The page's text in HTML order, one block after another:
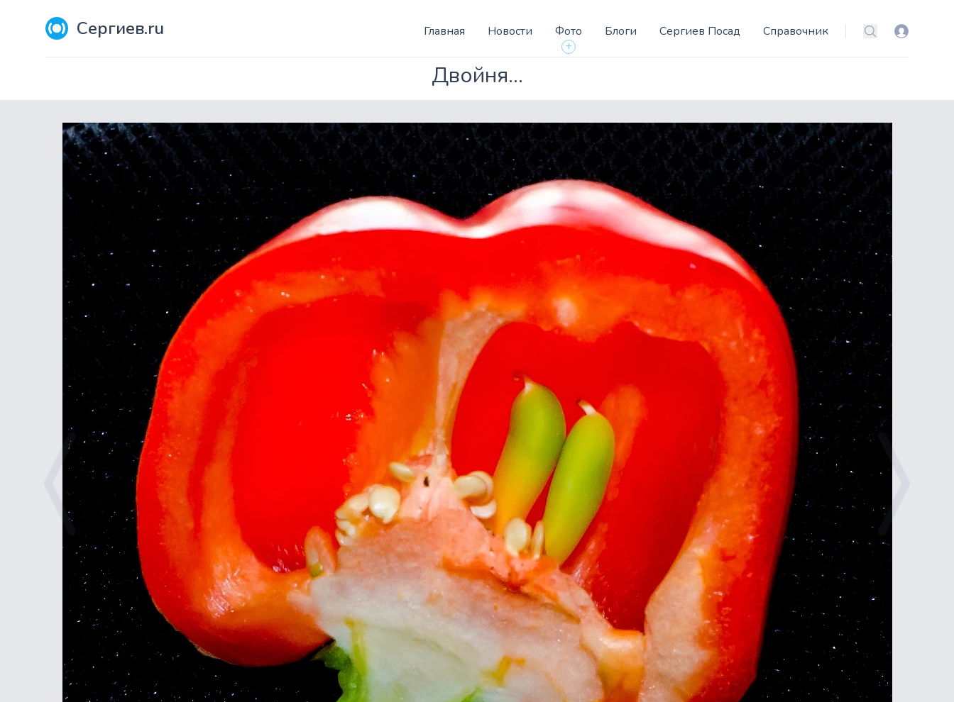
Сергиев.ru Главная Новости
Фото
+
Блоги Сергиев Посад Справочник Поиск Вход
Двойня...